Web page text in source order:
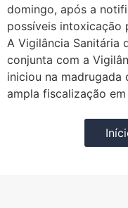
domingo, após a
possíveis intoxicação
A Vigilância Sanitária
conjunta com a
iniciou na madrugada
ampla fiscalização